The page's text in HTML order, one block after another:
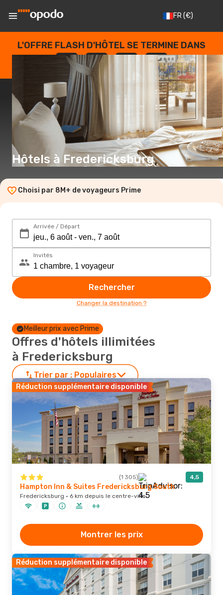
FR(€)
L'OFFRE FLASH D'HÔTEL SE TERMINE DANS
--
JOURS
: --
HEURES
: --
SECONDES
Hôtels à Fredericksburg
Choisi par 8M+ de voyageurs Prime
Arrivée / Départ
Invités
Rechercher
Changer la destination ?
Meilleur prix avec Prime
Offres d'hôtels illimitées
à Fredericksburg
Trier par : Populaires
Réduction supplémentaire disponible
(1 305) 4,5
Hampton Inn & Suites Fredericksburg South
Fredericksburg · 6 km depuis le centre-ville
Montrer les prix
Réduction supplémentaire disponible